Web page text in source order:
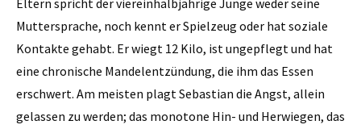
Muttersprache, noch kennt er Spielzeug oder hat soziale
Kontakte gehabt. Er wiegt 12 Kilo, ist ungepflegt und hat
eine chronische Mandelentzündung, die ihm das Essen
erschwert. Am meisten plagt Sebastian die Angst, allein
gelassen zu werden; das monotone Hin- und Herwiegen, das